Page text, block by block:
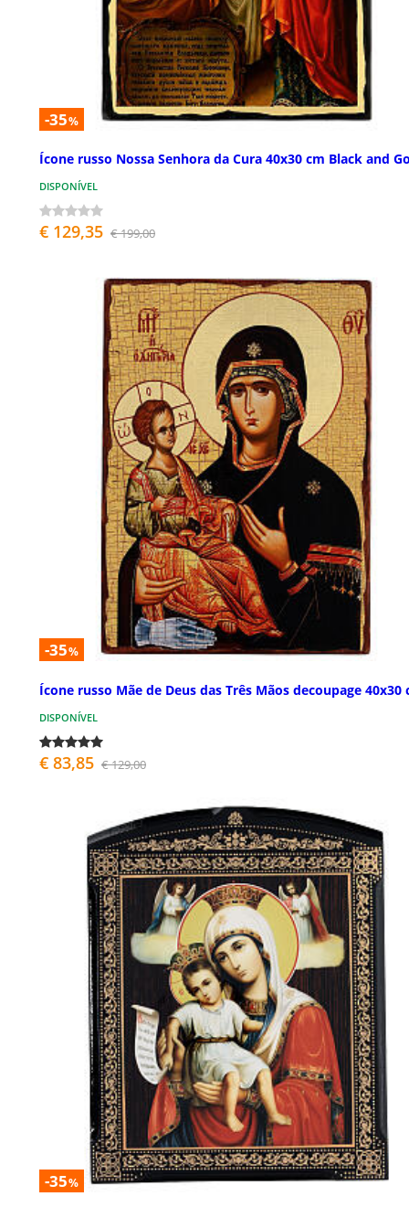
-35%
Ícone russo Nossa Senhora da Cura 40x30 cm Black and
DISPONÍVEL
€ 129,35 € 199,00
-35%
Ícone russo Mãe de Deus das Três Mãos decoupage 40x30
DISPONÍVEL
€ 83,85 € 129,00
-35%